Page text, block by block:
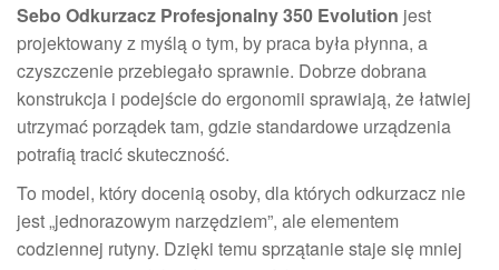
Sebo Odkurzacz Profesjonalny 350 Evolution jest
projektowany z myślą o tym, by praca była płynna, a
czyszczenie przebiegało sprawnie. Dobrze dobrana
konstrukcja i podejście do ergonomii sprawiają, że łatwiej
utrzymać porządek tam, gdzie standardowe urządzenia
potrafią tracić skuteczność.
To model, który docenią osoby, dla których odkurzacz nie
jest „jednorazowym narzędziem”, ale elementem
codziennej rutyny. Dzięki temu sprzątanie staje się mniej